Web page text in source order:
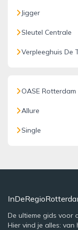
Jigger
Sleutel Centrale
Verpleeghuis De
OASE Rotterdam
Allure
Single
De ultieme gids voor
Hier vind je alles: